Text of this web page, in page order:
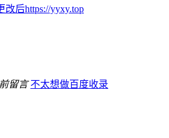
改后https://yyxy.top
留言 不太想做百度收录